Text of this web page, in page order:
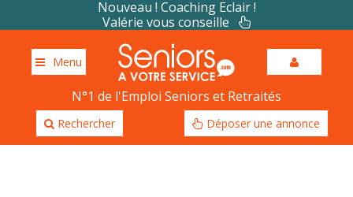
Nouveau ! Coaching Eclair !
Valérie vous conseille
Menu
N°1 de l'Emploi Seniors et Retraités
Rechercher Déposer une annonce